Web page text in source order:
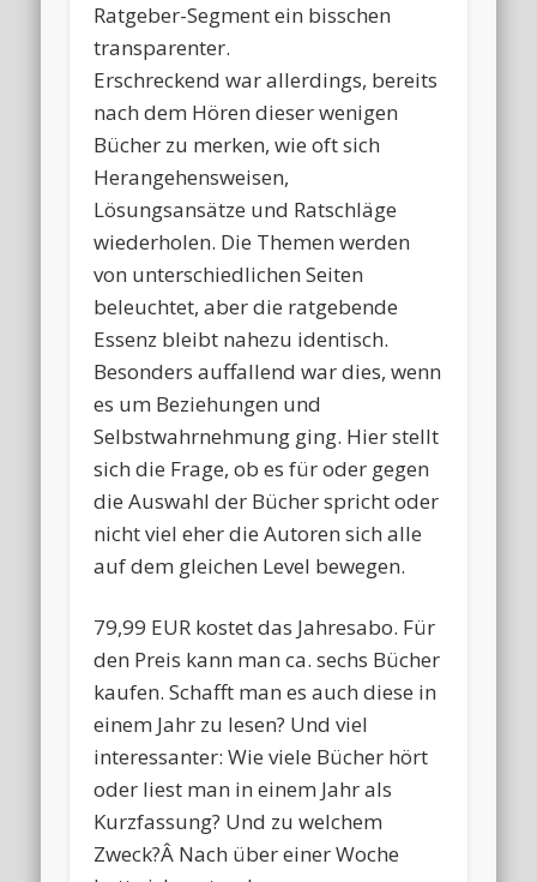
Ratgeber-Segment ein bisschen
transparenter.
Erschreckend war allerdings, bereits
nach dem Hören dieser wenigen
Bücher zu merken, wie oft sich
Herangehensweisen,
Lösungsansätze und Ratschläge
wiederholen. Die Themen werden
von unterschiedlichen Seiten
beleuchtet, aber die ratgebende
Essenz bleibt nahezu identisch.
Besonders auffallend war dies, wenn
es um Beziehungen und
Selbstwahrnehmung ging. Hier stellt
sich die Frage, ob es für oder gegen
die Auswahl der Bücher spricht oder
nicht viel eher die Autoren sich alle
auf dem gleichen Level bewegen.
79,99 EUR kostet das Jahresabo. Für
den Preis kann man ca. sechs Bücher
kaufen. Schafft man es auch diese in
einem Jahr zu lesen? Und viel
interessanter: Wie viele Bücher hört
oder liest man in einem Jahr als
Kurzfassung? Und zu welchem
Zweck?Â Nach über einer Woche